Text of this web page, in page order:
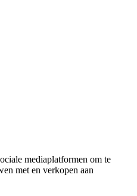
mediaplatformen om te
met en verkopen aan